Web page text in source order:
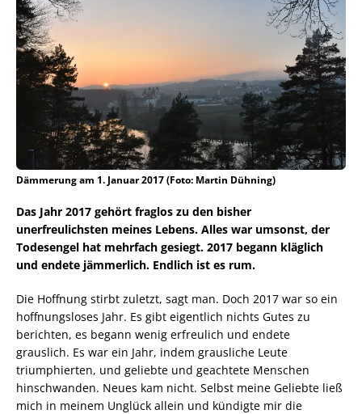
Dämmerung am 1. Januar 2017 (Foto: Martin Dühning)
Das Jahr 2017 gehört fraglos zu den bisher
unerfreulichsten meines Lebens. Alles war umsonst, der
Todesengel hat mehrfach gesiegt. 2017 begann kläglich
und endete jämmerlich. Endlich ist es rum.
Die Hoffnung stirbt zuletzt, sagt man. Doch 2017 war so ein
hoffnungsloses Jahr. Es gibt eigentlich nichts Gutes zu
berichten, es begann wenig erfreulich und endete
grauslich. Es war ein Jahr, indem grausliche Leute
triumphierten, und geliebte und geachtete Menschen
hinschwanden. Neues kam nicht. Selbst meine Geliebte ließ
mich in meinem Unglück allein und kündigte mir die